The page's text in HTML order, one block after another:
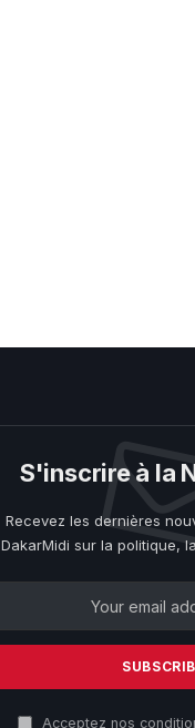
S'inscrire à la
Recevez les dernières
DakarMidi sur la politique,
Acceptez nos